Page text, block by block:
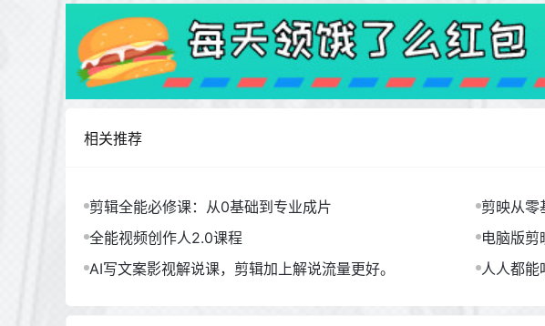
相关推荐
剪辑全能必修课：从0基础到专业成片
剪映从零
全能视频创作人2.0课程
电脑版剪
AI写文案影视解说课，剪辑加上解说流量更好。
人人都